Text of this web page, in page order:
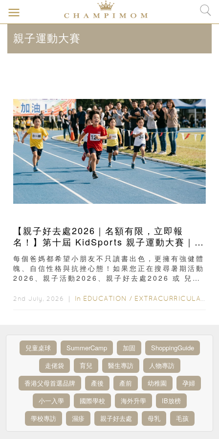
親子運動大賽
【親子好去處2026｜名額有限，立即報
名！】第十屆 KidSports 親子運動大賽｜
50+學校認可：啟發兒童小鐵人潛能
每個爸媽都希望小朋友不只讀書出色，更擁有強健體
魄、自信性格與抗挫心態！如果您正在搜尋暑期活動
2026、親子活動2026、親子好去處2026 或 兒童
2nd July, 2026 ｜ In EDUCATION / EXTRACURRICULAR ACTIVITIES
兒童桌球 SummerCamp 加固
ShoppingGuide
走佬袋
育兒 醫生專訪
人物專訪
香港父母首選品牌
產後 產前 幼稚園
孕婦
小一入學
國際學校 海外升學
IB放榜
學校專訪
濕疹 親子好去處 母乳 毛孩